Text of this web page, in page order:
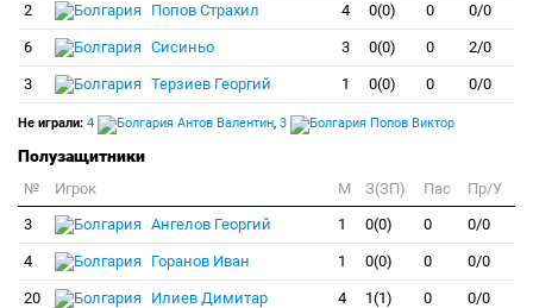
2 Попов Страхил 4 0(0) 0 0/0
6 Сисиньо 3 0(0) 0 2/0
3 Терзиев Георгий 1 0(0) 0 0/0
Не играли: 4 Антов Валентин, 3 Попов Виктор
Полузащитники
№ Игрок M З(ЗП) Пас
Пр/У
3
Ангелов Георгий 1 0(0) 0 0/0
4 Горанов Иван 1 0(0) 0 0/0
20 Илиев Димитар 4 1(1) 0 0/0